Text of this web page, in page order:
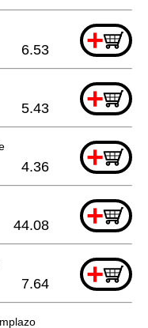
+
6.53
+
5.43
+
4.36
+
44.08
+
7.64